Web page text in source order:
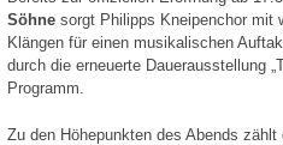
Söhne sorgt Philipps Kneipenchor mit
Klängen für einen musikalischen
durch die erneuerte Dauerausstellung
Programm.
Zu den Höhepunkten des Abends